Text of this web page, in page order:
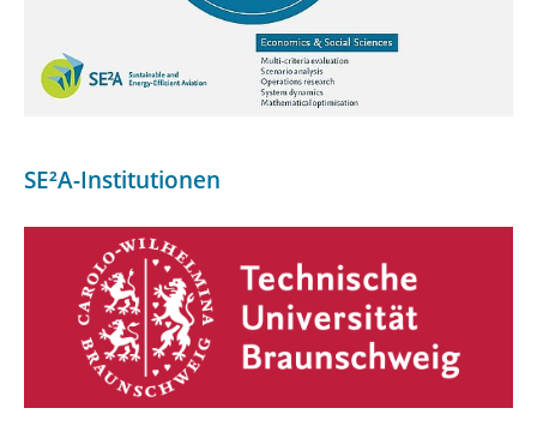
⯇ zurück zur Hauptseite
SE²A-Institutionen